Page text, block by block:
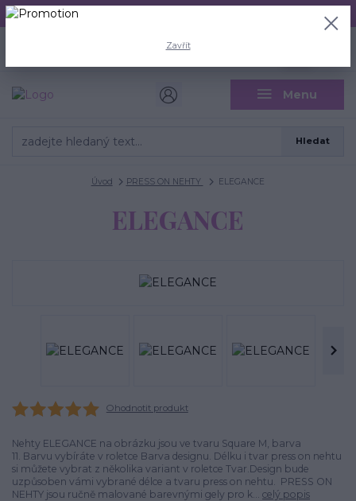
Aktuální doba odeslání je 3 - 5 pracovních dní.
Menu
CZK
Hledat
Úvod PRESS ON NEHTY ELEGANCE
ELEGANCE
Ohodnotit produkt
Nehty ELEGANCE na obrázku jsou ve tvaru Square M, barva
11. Barvu vybíráte v roletce Barva designu. Délku i tvar press on nehtu
si můžete vybrat z několika variant v roletce Tvar.Design bude
uzpůsoben vámi vybrané délce a tvaru press on nehtu. PRESS ON
NEHTY jsou ručně malované barevnými gely pro k... celý popis
Zavřít